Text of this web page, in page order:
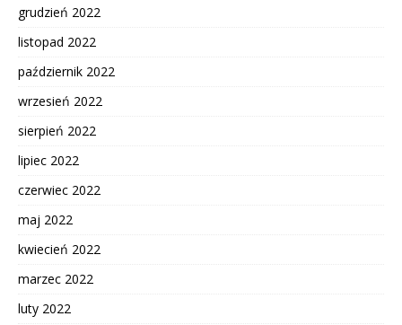
grudzień 2022
listopad 2022
październik 2022
wrzesień 2022
sierpień 2022
lipiec 2022
czerwiec 2022
maj 2022
kwiecień 2022
marzec 2022
luty 2022